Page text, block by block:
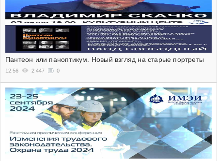
Пантеон или паноптикум. Новый взгляд на старые портреты
12:56 2 447 0